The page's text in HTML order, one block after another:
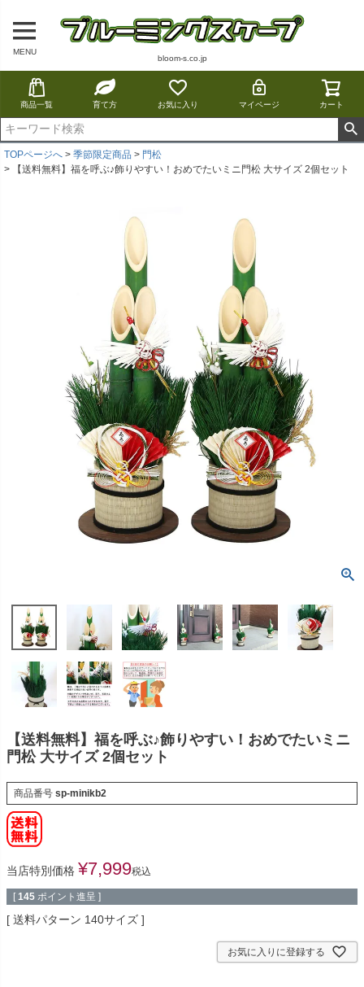
MENU
bloom-s.co.jp
商品一覧 育て方 お気に入り マイページ カート
TOPページへ 季節限定商品
門松
【送料無料】福を呼ぶ♪飾りやすい！おめでたいミニ門松 大サイズ 2個セット
【送料無料】福を呼ぶ♪飾りやすい！おめでたいミニ
門松 大サイズ 2個セット
商品番号 sp-minikb2
当店特別価格 ¥7,999税込
[ 145 ポイント進呈 ]
送料パターン 140サイズ
お気に入りに登録する